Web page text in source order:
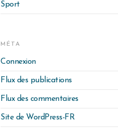
Sport
MÉTA
Connexion
Flux des publications
Flux des commentaires
Site de WordPress-FR